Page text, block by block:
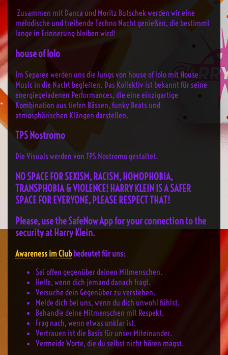
Zusammen mit Danca und Moritz Butschek werden wir eine
melodische und treibende Techno Nacht genießen, die bestimmt
lange in Erinnerung bleiben wird!
house of lolo
Im Separee werden uns die Jungs von house of lolo mit House
Music in die Nacht begleiten. Das Kollektiv ist bekannt für seine
energiegeladenen Performances, die eine einzigartige
Kombination aus tiefen Bässen, funky Beats und
atmosphärischen Klängen darstellen.
TPS Nostromo
Die Visuals werden von TPS Nostromo gestaltet.
NO SPACE FOR SEXISM, RACISM, HOMOPHOBIA,
TRANSPHOBIA & VIOLENCE! HARRY KLEIN IS A SAFER
SPACE FOR EVERYONE, PLEASE RESPECT THAT!
Please, use the SafeNow App for your connection to the
security at Harry Klein.
Awareness im Clubbedeutet für uns:
Sei offen gegenüber deinen Mitmenschen.
Helfe, wenn dich jemand danach fragt.
Versuche dein Gegenüber zu verstehen.
Melde dich bei uns, wenn du dich unwohl fühlst.
Behandle deine Mitmenschen mit Respekt.
Frag nach, wenn etwas unklar ist.
Vertrauen ist die Basis für unser Miteinander.
Vermeide Worte, die du selbst nicht hören magst.